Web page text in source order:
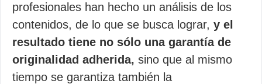
profesionales han hecho un análisis de los
contenidos, de lo que se busca lograr, y el
resultado tiene no sólo una garantía de
originalidad adherida, sino que al mismo
tiempo se garantiza también la